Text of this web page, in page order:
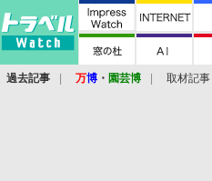
過去記事 万博 ・ 園芸博 取材記事